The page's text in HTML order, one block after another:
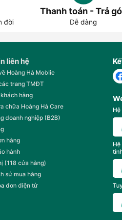
đời
Thanh toán - Trả
Dễ dàng
liên hệ
Hoàng Hà Moblie
trang TMĐT
hàng
chữa Hoàng Hà Care
doanh nghiệp (B2B)
hàng
hành
(118 cửa hàng)
sử mua hàng
đơn điện tử